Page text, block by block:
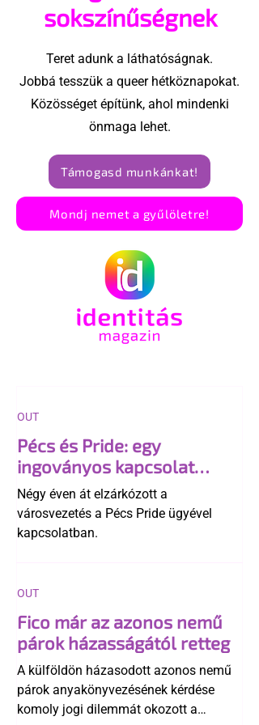
sokszínűségnek
Teret adunk a láthatóságnak.
Jobbá tesszük a queer hétköznapokat.
Közösséget építünk, ahol mindenki
önmaga lehet.
Támogasd munkánkat!
Mondj nemet a gyűlöletre!
Pécs és Pride: egy
ingoványos kapcsolat
története
Négy éven át elzárkózott a
városvezetés a Pécs Pride ügyével
kapcsolatban.
OUT
Fico már az azonos nemű
párok házasságától retteg
A külföldön házasodott azonos nemű
párok anyakönyvezésének kérdése
komoly jogi dilemmát okozott a
OUT